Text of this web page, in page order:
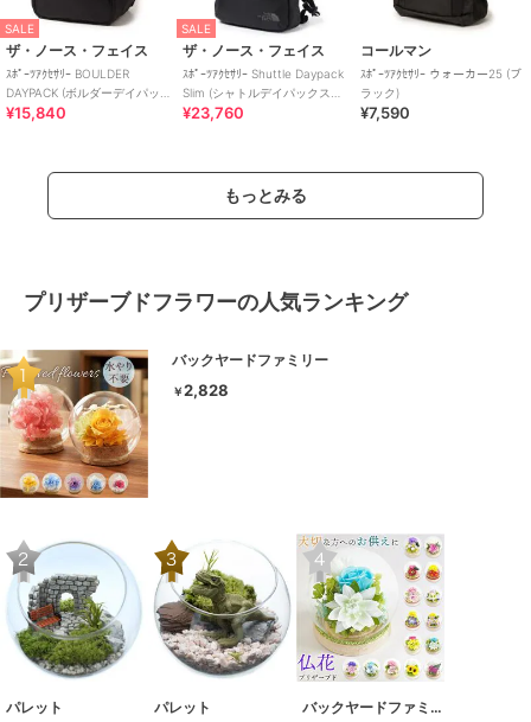
SALE
ザ・ノース・フェイス
ｽﾎﾟｰﾂｱｸｾｻﾘｰ BOULDER
DAYPACK (ボルダーデイパッ
ク)
¥15,840
SALE
ザ・ノース・フェイス
ｽﾎﾟｰﾂｱｸｾｻﾘｰ Shuttle Daypack
Slim (シャトルデイパックスリ
ム)
¥23,760
コールマン
ｽﾎﾟｰﾂｱｸｾｻﾘｰ ウォーカー25 (ブ
ラック)
¥7,590
もっとみる
プリザーブドフラワーの人気ランキング
バックヤードファミリー
￥2,828
パレット パレット バックヤードファミリー